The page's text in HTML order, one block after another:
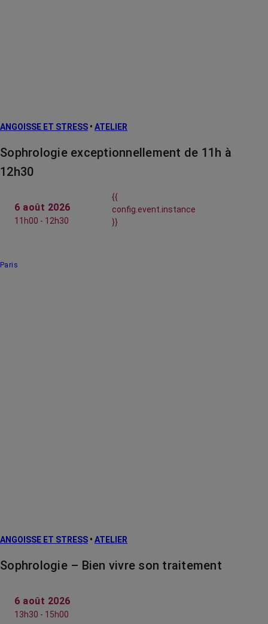
ANGOISSE ET STRESS • ATELIER
Sophrologie exceptionnellement de 11h à
12h30
6 août 2026
11h00 - 12h30
{{
config.event.instance
}}
Paris
ANGOISSE ET STRESS • ATELIER
Sophrologie – Bien vivre son traitement
6 août 2026
13h30 - 15h00